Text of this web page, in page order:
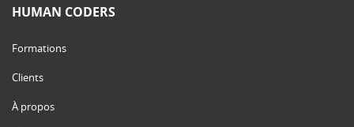
HUMAN CODERS
Formations
Clients
À propos